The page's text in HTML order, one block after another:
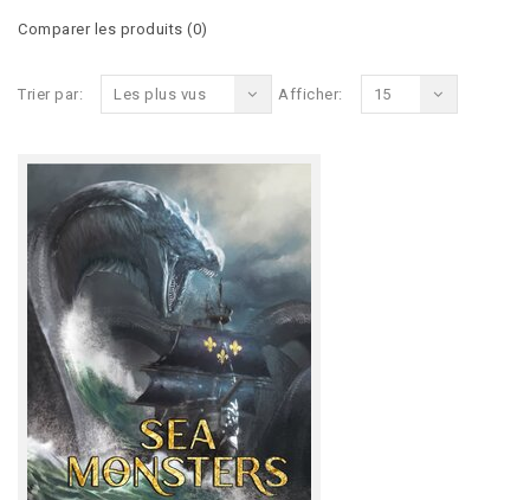
Comparer les produits (0)
Trier par: Les plus vus Afficher: 15